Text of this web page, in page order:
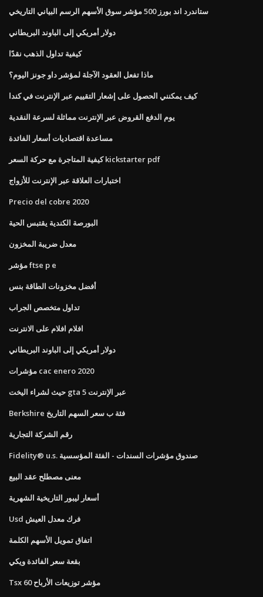
ستاندرد اند بورز 500 مؤشر سوق الأسهم الرسم البياني التاريخي
دولار أمريكي إلى الباوند البريطاني
كيفية تداول الذهب نقدًا
ماذا تفعل العقود الآجلة لمؤشر داو جونز اليوم؟
كيف يمكنني الحصول على إشعار التقييم عبر الإنترنت في كندا
يوم الدفع القروض عبر الإنترنت مماثلة لسرعة النقدية
مساعدة اقتصاديات أسعار الفائدة
كيفية المتاجرة مع حركة السعر kickstarter pdf
اختبارات العلاقة عبر الإنترنت للأزواج
Precio del cobre 2020
البورصة الكندية يقتبس الحية
معدل ضريبة المخزون
مؤشر ftse p e
أفضل مخزونات الطاقة بنس
تداول متخصص الجراب
افلام افلام على الانترنت
دولار أمريكي إلى الباوند البريطاني
مؤشرات cac enero 2020
حيث لشراء اليخت gta 5 عبر الإنترنت
Berkshire فئة ب سعر السهم التاريخ
رقم الشركة التجارية
Fidelity® u.s. صندوق مؤشرات السندات - الفئة المؤسسية
معنى مصطلح عقد البيع
أسعار ليبور التاريخية الشهرية
Usd فرك معدل العيش
اتفاق تمويل الأسهم الكلمة
بقعة سعر الفائدة ويكي
Tsx 60 مؤشر توزيعات الأرباح